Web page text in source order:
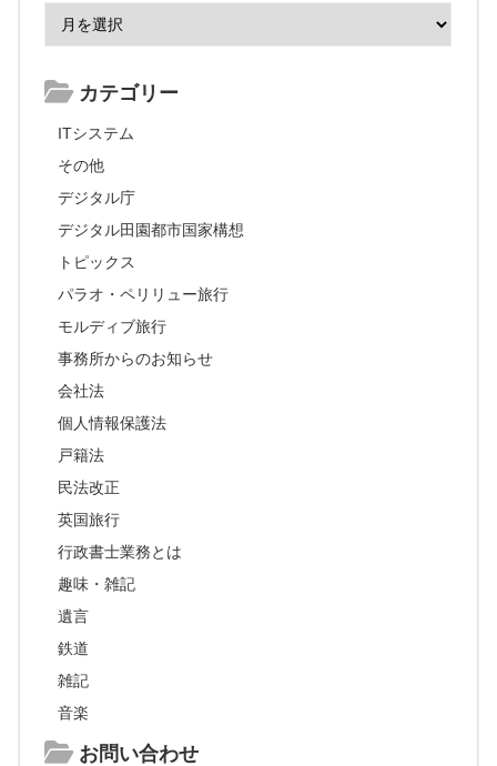
カテゴリー
ITシステム
その他
デジタル庁
デジタル田園都市国家構想
トピックス
パラオ・ペリリュー旅行
モルディブ旅行
事務所からのお知らせ
会社法
個人情報保護法
戸籍法
民法改正
英国旅行
行政書士業務とは
趣味・雑記
遺言
鉄道
雑記
音楽
お問い合わせ